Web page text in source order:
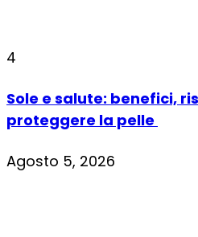
4
Sole e salute: benefici,
proteggere la pelle
Agosto 5, 2026